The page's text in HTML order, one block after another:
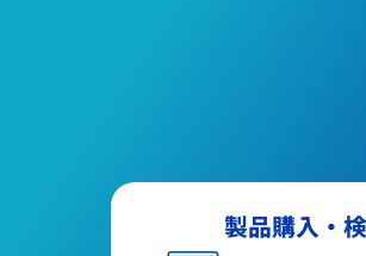
製品購入・